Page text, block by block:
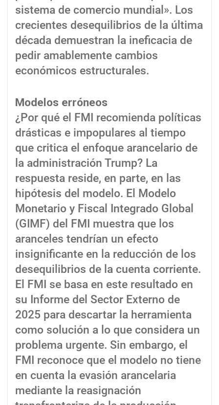
sistema de comercio mundial». Los
crecientes desequilibrios de la última
década demuestran la ineficacia de
pedir amablemente cambios
económicos estructurales.
Modelos erróneos
¿Por qué el FMI recomienda políticas
drásticas e impopulares al tiempo
que critica el enfoque arancelario de
la administración Trump? La
respuesta reside, en parte, en las
hipótesis del modelo. El Modelo
Monetario y Fiscal Integrado Global
(GIMF) del FMI muestra que los
aranceles tendrían un efecto
insignificante en la reducción de los
desequilibrios de la cuenta corriente.
El FMI se basa en este resultado en
su Informe del Sector Externo de
2025 para descartar la herramienta
como solución a lo que considera un
problema urgente. Sin embargo, el
FMI reconoce que el modelo no tiene
en cuenta la evasión arancelaria
mediante la reasignación